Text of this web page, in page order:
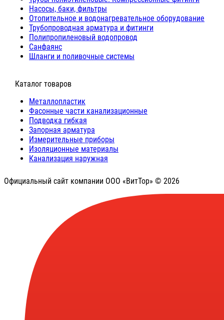
Насосы, баки, фильтры
Отопительное и водонагревательное оборудование
Трубопроводная арматура и фитинги
Полипропиленовый водопровод
Санфаянс
Шланги и поливочные системы
⠀Каталог товаров
Металлопластик
Фасонные части канализационные
Подводка гибкая
Запорная арматура
Измерительные приборы
Изоляционные материалы
Канализация наружная
Официальный сайт компании ООО «ВитТор» © 2026